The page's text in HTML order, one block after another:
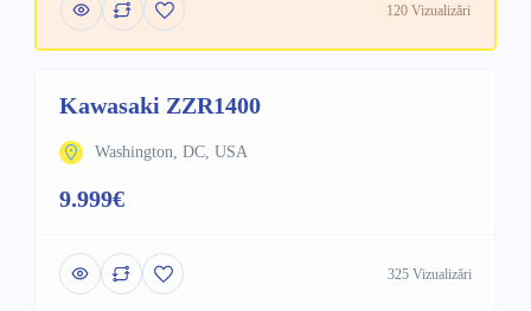
120 Vizualizări
Kawasaki ZZR1400
Washington, DC, USA
9.999€
325 Vizualizări